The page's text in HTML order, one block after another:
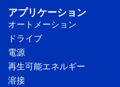
アプリケーション
オートメーション
ドライブ
電源
再生可能エネルギー
溶接